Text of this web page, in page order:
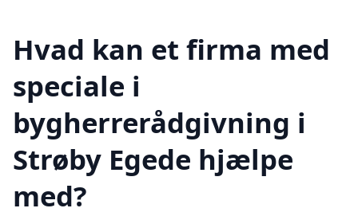
Hvad kan et firma med
speciale i
bygherrerådgivning i
Strøby Egede hjælpe
med?